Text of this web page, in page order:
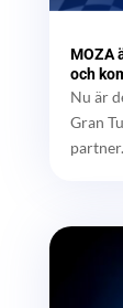
MOZA
och
Nu är
Gran